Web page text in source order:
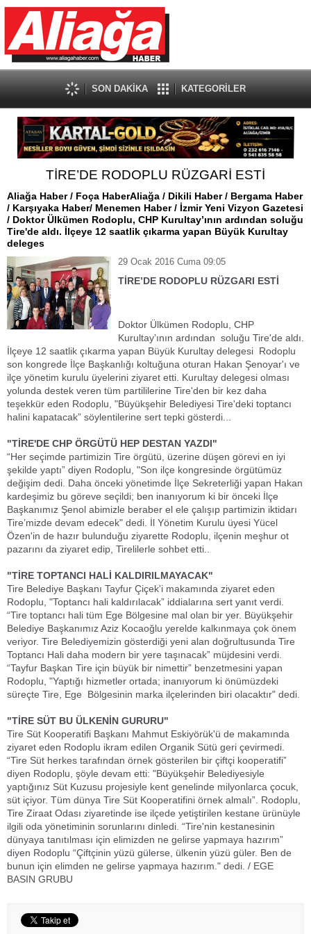
SON DAKİKA KATEGORİLER
TİRE’DE RODOPLU RÜZGARİ ESTİ
Aliağa Haber / Foça HaberAliağa / Dikili Haber / Bergama Haber
/ Karşıyaka Haber/ Menemen Haber / İzmir Yeni Vizyon Gazetesi
/ Doktor Ülkümen Rodoplu, CHP Kurultay’ının ardından soluğu
Tire'de aldı. İlçeye 12 saatlik çıkarma yapan Büyük Kurultay
deleges
29 Ocak 2016 Cuma 09:05
TİRE’DE RODOPLU RÜZGARI ESTİ
Doktor Ülkümen Rodoplu, CHP
Kurultay’ının ardından soluğu Tire'de aldı.
İlçeye 12 saatlik çıkarma yapan Büyük Kurultay delegesi Rodoplu
son kongrede İlçe Başkanlığı koltuğuna oturan Hakan Şenoyar'ı ve
ilçe yönetim kurulu üyelerini ziyaret etti. Kurultay delegesi olması
yolunda destek veren tüm partililerine Tire'den bir kez daha
teşekkür eden Rodoplu, "Büyükşehir Belediyesi Tire'deki toptancı
halini kapatacak” söylentilerine sert tepki gösterdi...
"TİRE'DE CHP ÖRGÜTÜ HEP DESTAN YAZDI"
“Her seçimde partimizin Tire örgütü, üzerine düşen görevi en iyi
şekilde yaptı” diyen Rodoplu, "Son ilçe kongresinde örgütümüz
değişim dedi. Daha önceki yönetimde İlçe Sekreterliği yapan Hakan
kardeşimiz bu göreve seçildi; ben inanıyorum ki bir önceki İlçe
Başkanımız Şenol abimizle beraber el ele çalışıp partimizin iktidarı
Tire’mizde devam edecek" dedi. İl Yönetim Kurulu üyesi Yücel
Özen'in de hazır bulunduğu ziyarette Rodoplu, ilçenin meşhur ot
pazarını da ziyaret edip, Tirelilerle sohbet etti..
"TİRE TOPTANCI HALİ KALDIRILMAYACAK"
Tire Belediye Başkanı Tayfur Çiçek'i makamında ziyaret eden
Rodoplu, "Toptancı hali kaldırılacak” iddialarına sert yanıt verdi.
“Tire toptancı hali tüm Ege Bölgesine mal olan bir yer. Büyükşehir
Belediye Başkanımız Aziz Kocaoğlu yerelde kalkınmaya çok önem
veriyor. Tire Belediyemizin gösterdiği yeni alan doğrultusunda Tire
Toptancı Hali daha modern bir yere taşınacak” müjdesini verdi.
“Tayfur Başkan Tire için büyük bir nimettir” benzetmesini yapan
Rodoplu, "Yaptığı hizmetler ortada; inanıyorum ki önümüzdeki
süreçte Tire, Ege Bölgesinin marka ilçelerinden biri olacaktır" dedi.
"TİRE SÜT BU ÜLKENİN GURURU"
Tire Süt Kooperatifi Başkanı Mahmut Eskiyörük'ü de makamında
ziyaret eden Rodoplu ikram edilen Organik Sütü geri çevirmedi.
“Tire Süt herkes tarafından örnek gösterilen bir çiftçi kooperatifi”
diyen Rodoplu, şöyle devam etti: "Büyükşehir Belediyesiyle
yaptığınız Süt Kuzusu projesiyle kent genelinde milyonlarca çocuk,
süt içiyor. Tüm dünya Tire Süt Kooperatifini örnek almalı”. Rodoplu,
Tire Ziraat Odası ziyaretinde ise ilçede yetiştirilen kestane ürünüyle
ilgili oda yönetiminin sorunlarını dinledi. “Tire'nin kestanesinin
dünyaya tanıtılması için elimizden ne gelirse yapmaya hazırım”
diyen Rodoplu “Çiftçinin yüzü gülerse, ülkenin yüzü güler. Ben de
bunun için elimden ne gelirse yapmaya hazırım." dedi. / EGE
BASIN GRUBU